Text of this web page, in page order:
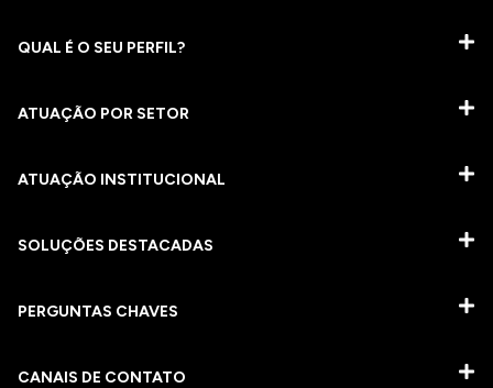
QUAL É O SEU PERFIL?
ATUAÇÃO POR SETOR
ATUAÇÃO INSTITUCIONAL
SOLUÇÕES DESTACADAS
PERGUNTAS CHAVES​
CANAIS DE CONTATO